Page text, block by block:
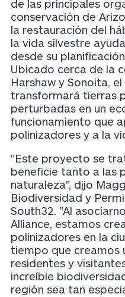
de las principales
conservación de
la restauración del
la vida silvestre
desde su
Ubicado cerca de la
Harshaw y Sonoita,
transformará tierras
perturbadas en un
funcionamiento que
polinizadores y a la
"Este proyecto se
beneficie tanto a las
naturaleza", dijo
Biodiversidad y
South32. "Al
Alliance, estamos
polinizadores en la
tiempo que creamos
residentes y
increíble
región sea tan